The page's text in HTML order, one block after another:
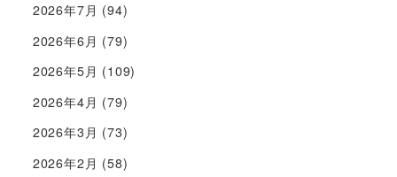
2026年7月 (94)
2026年6月 (79)
2026年5月 (109)
2026年4月 (79)
2026年3月 (73)
2026年2月 (58)